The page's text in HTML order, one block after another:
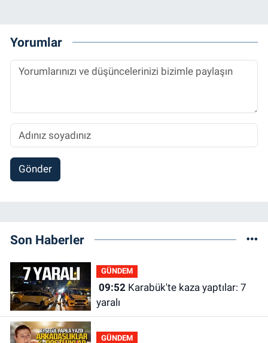
Yorumlar
Gönder
Son Haberler
GÜNDEM
09:52Karabük'te kaza yaptılar: 7
yaralı
GÜNDEM